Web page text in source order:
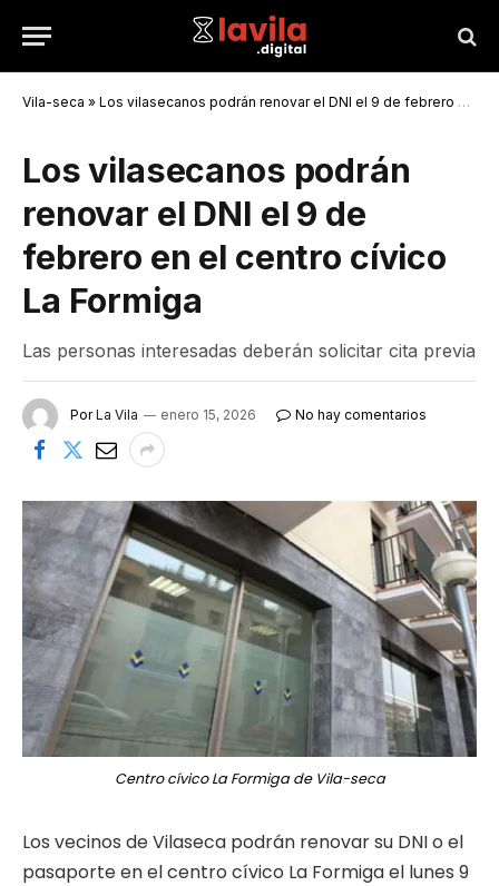
Vila-seca » Los vilasecanos podrán renovar el DNI el 9 de febrero en el centro cívico La Formiga
Los vilasecanos podrán
renovar el DNI el 9 de
febrero en el centro cívico
La Formiga
Las personas interesadas deberán solicitar cita previa
Por La Vila enero 15, 2026 No hay comentarios
Centro cívico La Formiga de Vila-seca
Los vecinos de Vilaseca podrán renovar su DNI o el
pasaporte en el centro cívico La Formiga el lunes 9